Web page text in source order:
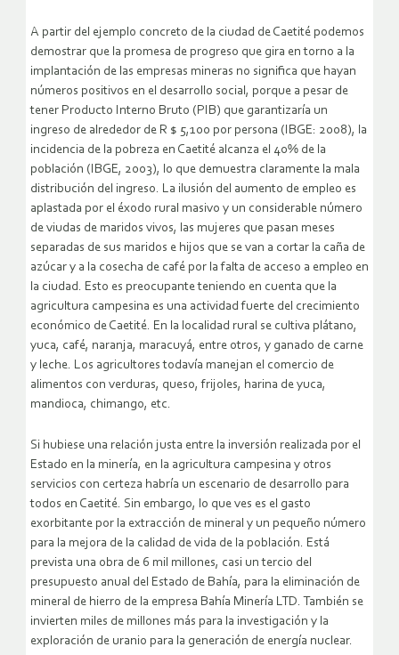
A partir del ejemplo concreto de la ciudad de Caetité podemos
demostrar que la promesa de progreso que gira en torno a la
implantación de las empresas mineras no significa que hayan
números positivos en el desarrollo social, porque a pesar de
tener Producto Interno Bruto (PIB) que garantizaría un
ingreso de alrededor de R $ 5,100 por persona (IBGE: 2008), la
incidencia de la pobreza en Caetité alcanza el 40% de la
población (IBGE, 2003), lo que demuestra claramente la mala
distribución del ingreso. La ilusión del aumento de empleo es
aplastada por el éxodo rural masivo y un considerable número
de viudas de maridos vivos, las mujeres que pasan meses
separadas de sus maridos e hijos que se van a cortar la caña de
azúcar y a la cosecha de café por la falta de acceso a empleo en
la ciudad. Esto es preocupante teniendo en cuenta que la
agricultura campesina es una actividad fuerte del crecimiento
económico de Caetité. En la localidad rural se cultiva plátano,
yuca, café, naranja, maracuyá, entre otros, y ganado de carne
y leche. Los agricultores todavía manejan el comercio de
alimentos con verduras, queso, frijoles, harina de yuca,
mandioca, chimango, etc.
Si hubiese una relación justa entre la inversión realizada por el
Estado en la minería, en la agricultura campesina y otros
servicios con certeza habría un escenario de desarrollo para
todos en Caetité. Sin embargo, lo que ves es el gasto
exorbitante por la extracción de mineral y un pequeño número
para la mejora de la calidad de vida de la población. Está
prevista una obra de 6 mil millones, casi un tercio del
presupuesto anual del Estado de Bahía, para la eliminación de
mineral de hierro de la empresa Bahía Minería LTD. También se
invierten miles de millones más para la investigación y la
exploración de uranio para la generación de energía nuclear.